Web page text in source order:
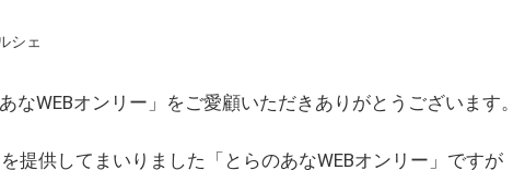
シェ
なWEBオンリー」をご愛顧いただきありがとうございます。
提供してまいりました「とらのあなWEBオンリー」ですが